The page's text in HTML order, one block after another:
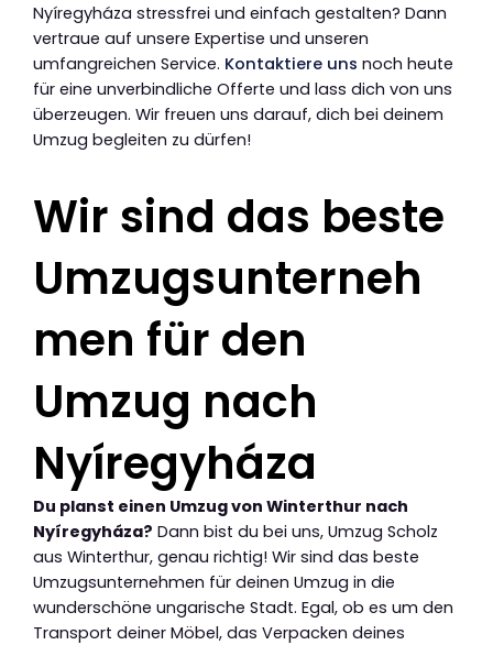
Nyíregyháza stressfrei und einfach gestalten? Dann
vertraue auf unsere Expertise und unseren
umfangreichen Service. Kontaktiere uns noch heute
für eine unverbindliche Offerte und lass dich von uns
überzeugen. Wir freuen uns darauf, dich bei deinem
Umzug begleiten zu dürfen!
Wir sind das beste
Umzugsunterneh
men für den
Umzug nach
Nyíregyháza
Du planst einen Umzug von Winterthur nach
Nyíregyháza? Dann bist du bei uns, Umzug Scholz
aus Winterthur, genau richtig! Wir sind das beste
Umzugsunternehmen für deinen Umzug in die
wunderschöne ungarische Stadt. Egal, ob es um den
Transport deiner Möbel, das Verpacken deines